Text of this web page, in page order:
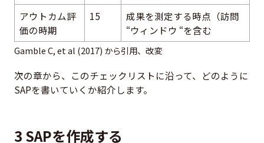
アウトカム評
価の時期
15
成果を測定する時点（訪問
“ウィンドウ “を含む
Gamble C, et al (2017) から引用、改変
次の章から、このチェックリストに沿って、どのように
SAPを書いていくか紹介します。
3 SAPを作成する